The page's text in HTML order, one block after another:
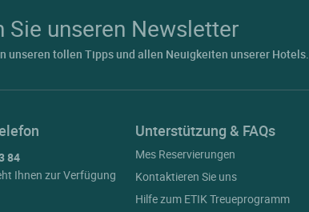
Sie unseren Newsletter
unseren tollen Tipps und allen Neuigkeiten unserer Hotels.
84
Ihnen zur Verfügung
Unterstützung & FAQs
Mes Reservierungen
Kontaktieren Sie uns
Hilfe zum ETIK Treueprogramm